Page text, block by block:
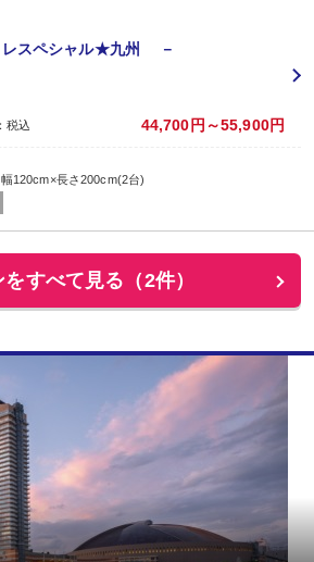
レスペシャル★九州 －
税込 44,700円～55,900円
120cm×長さ200cm(2台)
すべて見る（2件）